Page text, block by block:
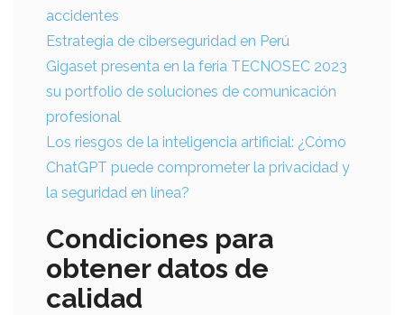
accidentes
Estrategia de ciberseguridad en Perú
Gigaset presenta en la feria TECNOSEC 2023
su portfolio de soluciones de comunicación
profesional
Los riesgos de la inteligencia artificial: ¿Cómo
ChatGPT puede comprometer la privacidad y
la seguridad en línea?
Condiciones para
obtener datos de
calidad